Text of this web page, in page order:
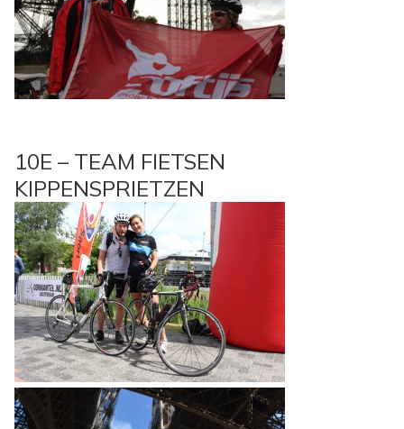
10E – TEAM FIETSEN
KIPPENSPRIETZEN